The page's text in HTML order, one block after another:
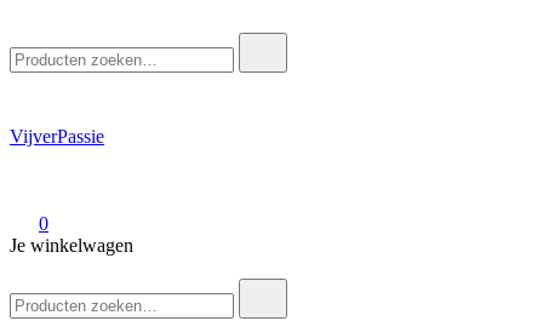
naar:
VijverPassie
0
Je winkelwagen
naar: